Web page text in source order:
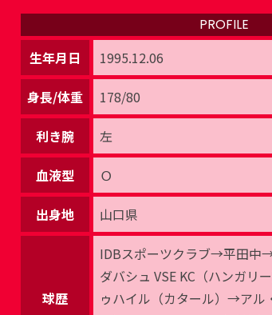
生年月日 1995.12.06
身長/体重 178/80
利き腕 左
血液型 Ｏ
出身地 山口県
球歴
IDBスポーツクラブ→平田
ダバシュ VSE KC（ハンガ
ゥハイル（カタール）→アル
PROFILE